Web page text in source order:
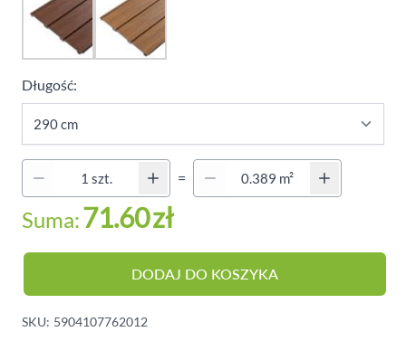
Długość:
=
Quantity (Secondary)
Suma:71.60zł
DODAJ DO KOSZYKA
SKU: 5904107762012